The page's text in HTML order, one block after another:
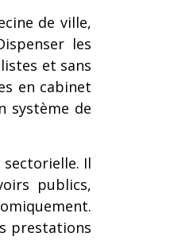
de ville,
les
et sans
en cabinet
système de
sectorielle. Il
publics,
prestations